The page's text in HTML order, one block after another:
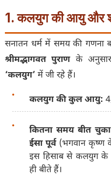
1. कलयुग की आयु और
सनातन धर्म में समय की गणना
श्रीमद्भागवत पुराणके
‘कलयुग’ में जी रहे हैं।
कलयुग की कुल आयु:
कितना समय बीत
ईसा पूर्व(भगवान कृष्ण
इस हिसाब से कलयुग
ही बीते हैं।